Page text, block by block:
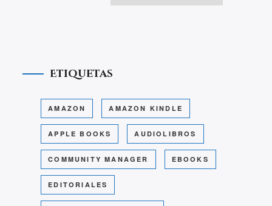
Etiquetas
AMAZON AMAZON KINDLE
APPLE BOOKS AUDIOLIBROS
COMMUNITY MANAGER EBOOKS
EDITORIALES